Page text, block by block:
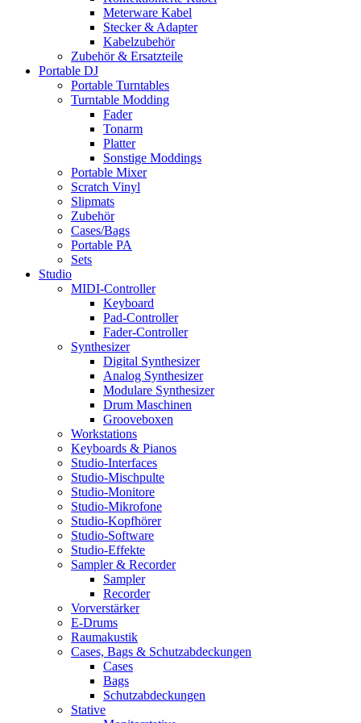
Meterware Kabel
Stecker & Adapter
Kabelzubehör
Zubehör & Ersatzteile
Portable DJ
Portable Turntables
Turntable Modding
Fader
Tonarm
Platter
Sonstige Moddings
Portable Mixer
Scratch Vinyl
Slipmats
Zubehör
Cases/Bags
Portable PA
Sets
Studio
MIDI-Controller
Keyboard
Pad-Controller
Fader-Controller
Synthesizer
Digital Synthesizer
Analog Synthesizer
Modulare Synthesizer
Drum Maschinen
Grooveboxen
Workstations
Keyboards & Pianos
Studio-Interfaces
Studio-Mischpulte
Studio-Monitore
Studio-Mikrofone
Studio-Kopfhörer
Studio-Software
Studio-Effekte
Sampler & Recorder
Sampler
Recorder
Vorverstärker
E-Drums
Raumakustik
Cases, Bags & Schutzabdeckungen
Cases
Bags
Schutzabdeckungen
Stative